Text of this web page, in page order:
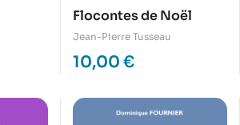
Flocontes de Noël
Jean-Pierre Tusseau
10,00 €